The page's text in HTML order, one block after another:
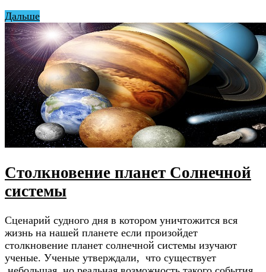
Дальше
Столкновение планет Солнечной
системы
Сценарий судного дня в котором уничтожится вся
жизнь на нашей планете если произойдет
столкновение планет солнечной системы изучают
ученые. Ученые утверждали, что существует